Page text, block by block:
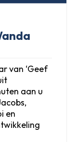
van ‘Geef
aan u
en